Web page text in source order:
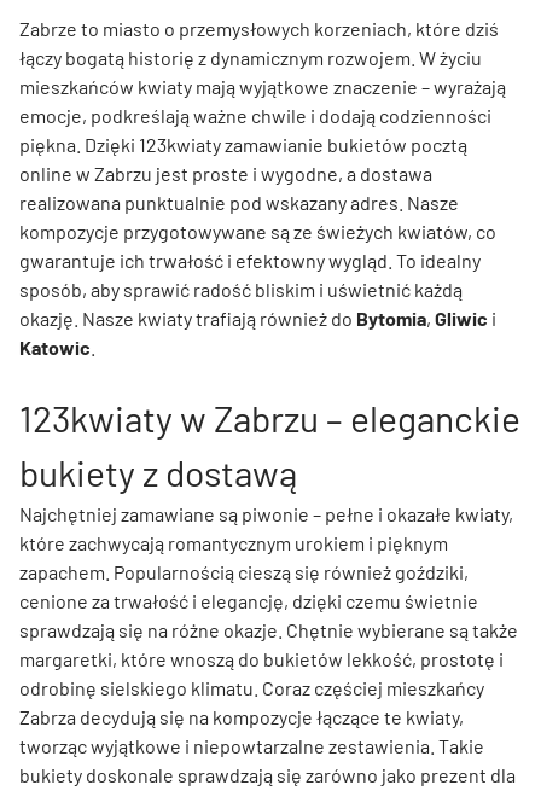
Zabrze to miasto o przemysłowych korzeniach, które dziś
łączy bogatą historię z dynamicznym rozwojem. W życiu
mieszkańców kwiaty mają wyjątkowe znaczenie – wyrażają
emocje, podkreślają ważne chwile i dodają codzienności
piękna. Dzięki 123kwiaty zamawianie bukietów pocztą
online w Zabrzu jest proste i wygodne, a dostawa
realizowana punktualnie pod wskazany adres. Nasze
kompozycje przygotowywane są ze świeżych kwiatów, co
gwarantuje ich trwałość i efektowny wygląd. To idealny
sposób, aby sprawić radość bliskim i uświetnić każdą
okazję. Nasze kwiaty trafiają również do Bytomia, Gliwic i
Katowic
123kwiaty w Zabrzu – eleganckie
bukiety z dostawą
Najchętniej zamawiane są piwonie – pełne i okazałe kwiaty,
które zachwycają romantycznym urokiem i pięknym
zapachem. Popularnością cieszą się również goździki,
cenione za trwałość i elegancję, dzięki czemu świetnie
sprawdzają się na różne okazje. Chętnie wybierane są także
margaretki, które wnoszą do bukietów lekkość, prostotę i
odrobinę sielskiego klimatu. Coraz częściej mieszkańcy
Zabrza decydują się na kompozycje łączące te kwiaty,
tworząc wyjątkowe i niepowtarzalne zestawienia. Takie
bukiety doskonale sprawdzają się zarówno jako prezent dla